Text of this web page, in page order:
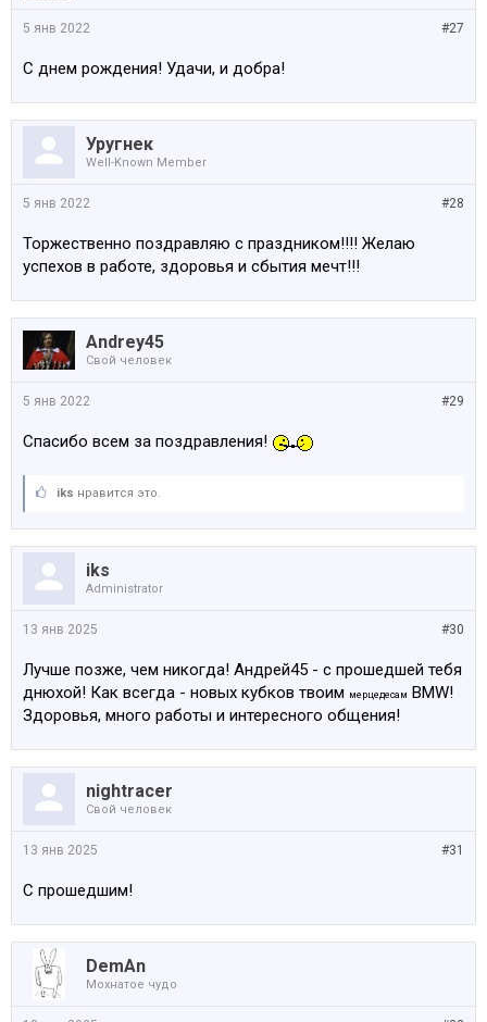
#27
5 янв 2022
C днем рождения! Удачи, и добра!
Уругнек
Well-Known Member
#28
5 янв 2022
Торжественно поздравляю с праздником!!!! Желаю
успехов в работе, здоровья и сбытия мечт!!!
Andrey45
Свой человек
#29
5 янв 2022
Спасибо всем за поздравления!
iks нравится это.
iks
Administrator
#30
13 янв 2025
Лучше позже, чем никогда! Андрей45 - с прошедшей тебя
днюхой! Как всегда - новых кубков твоим мерцедесам BMW!
Здоровья, много работы и интересного общения!
nightracer
Свой человек
#31
13 янв 2025
С прошедшим!
DemAn
Мохнатое чудо